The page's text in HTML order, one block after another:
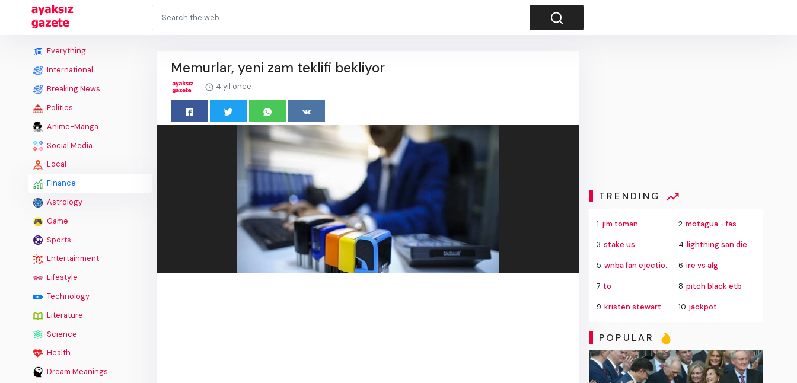
Everything
International
Breaking News
Politics
Anime-Manga
Social Media
Local
Finance
Astrology
Game
Sports
Entertainment
Lifestyle
Technology
Literature
Science
Health
Dream Meanings
Memurlar, yeni zam teklifi bekliyor
4 yıl önce
TRENDING
1. jim toman 2.motagua - fas
3.stake us 4.lightning san diego
5.wnba fan ejection fever aces 6.ire vs afg
7. to 8.pitch black etb
9.kristen stewart 10. jackpot
POPULAR